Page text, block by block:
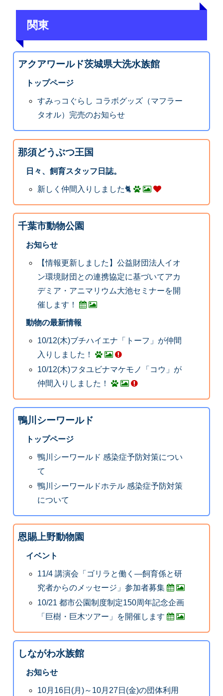
関東
アクアワールド茨城県大洗水族館
トップページ
すみっコぐらし コラボグッズ（マフラー
タオル）完売のお知らせ
那須どうぶつ王国
日々、飼育スタッフ日誌。
新しく仲間入りしました🐈
千葉市動物公園
お知らせ
【情報更新しました】公益財団法人イオ
ン環境財団との連携協定に基づいてアカ
デミア・アニマリウム大池セミナーを開
催します！
動物の最新情報
10/12(木)ブチハイエナ「トーフ」が仲間
入りしました！
10/12(木)フタユビナマケモノ「コウ」が
仲間入りしました！
鴨川シーワールド
トップページ
鴨川シーワールド 感染症予防対策につい
て
鴨川シーワールドホテル 感染症予防対策
について
恩賜上野動物園
イベント
11/4 講演会「ゴリラと働く―飼育係と研
究者からのメッセージ」参加者募集
10/21 都市公園制度制定150周年記念企画
「巨樹・巨木ツアー」を開催します
しながわ水族館
お知らせ
10月16日(月)～10月27日(金)の団体利用